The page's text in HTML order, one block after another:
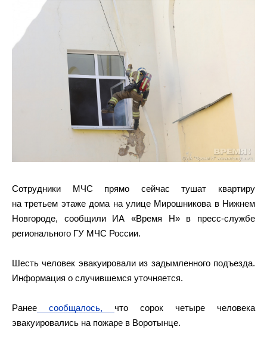
Сотрудники МЧС прямо сейчас тушат квартиру
на третьем этаже дома на улице Мирошникова в Нижнем
Новгороде, сообщили ИА «Время Н» в пресс-службе
регионального ГУ МЧС России.
Шесть человек эвакуировали из задымленного подъезда.
Информация о случившемся уточняется.
Ранее сообщалось, что сорок четыре человека
эвакуировались на пожаре в Воротынце.